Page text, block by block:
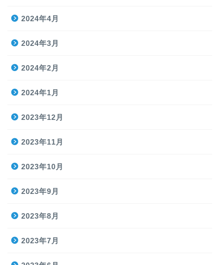
2024年4月
2024年3月
2024年2月
2024年1月
2023年12月
2023年11月
2023年10月
2023年9月
2023年8月
2023年7月